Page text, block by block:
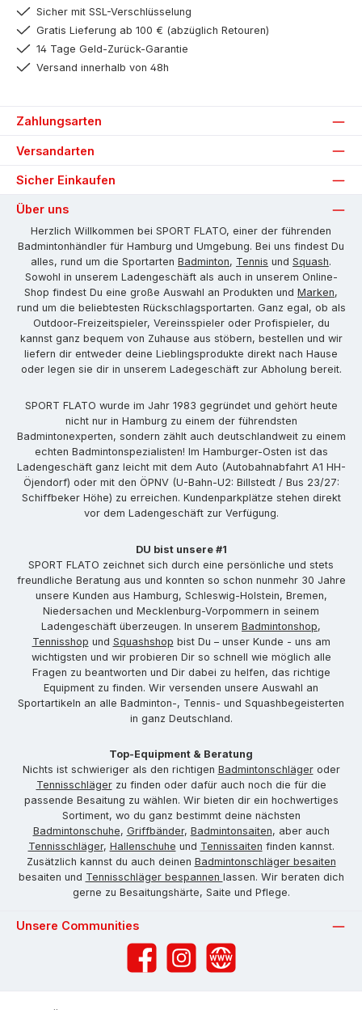
Sicher mit SSL-Verschlüsselung
Gratis Lieferung ab 100 € (abzüglich Retouren)
14 Tage Geld-Zurück-Garantie
Versand innerhalb von 48h
Zahlungsarten
Versandarten
Sicher Einkaufen
Über uns
Herzlich Willkommen bei SPORT FLATO, einer der führenden
Badmintonhändler für Hamburg und Umgebung. Bei uns findest Du
alles, rund um die Sportarten Badminton, Tennis und Squash.
Sowohl in unserem Ladengeschäft als auch in unserem Online-
Shop findest Du eine große Auswahl an Produkten und Marken,
rund um die beliebtesten Rückschlagsportarten. Ganz egal, ob als
Outdoor-Freizeitspieler, Vereinsspieler oder Profispieler, du
kannst ganz bequem von Zuhause aus stöbern, bestellen und wir
liefern dir entweder deine Lieblingsprodukte direkt nach Hause
oder legen sie dir in unserem Ladegeschäft zur Abholung bereit.
SPORT FLATO wurde im Jahr 1983 gegründet und gehört heute
nicht nur in Hamburg zu einem der führendsten
Badmintonexperten, sondern zählt auch deutschlandweit zu einem
echten Badmintonspezialisten! Im Hamburger-Osten ist das
Ladengeschäft ganz leicht mit dem Auto (Autobahnabfahrt A1 HH-
Öjendorf) oder mit den ÖPNV (U-Bahn-U2: Billstedt / Bus 23/27:
Schiffbeker Höhe) zu erreichen. Kundenparkplätze stehen direkt
vor dem Ladengeschäft zur Verfügung.
DU bist unsere #1
SPORT FLATO zeichnet sich durch eine persönliche und stets
freundliche Beratung aus und konnten so schon nunmehr 30 Jahre
unsere Kunden aus Hamburg, Schleswig-Holstein, Bremen,
Niedersachen und Mecklenburg-Vorpommern in seinem
Ladengeschäft überzeugen. In unserem Badmintonshop,
Tennisshop und Squashshop bist Du – unser Kunde - uns am
wichtigsten und wir probieren Dir so schnell wie möglich alle
Fragen zu beantworten und Dir dabei zu helfen, das richtige
Equipment zu finden. Wir versenden unsere Auswahl an
Sportartikeln an alle Badminton-, Tennis- und Squashbegeisterten
in ganz Deutschland.
Top-Equipment & Beratung
Nichts ist schwieriger als den richtigen Badmintonschlägeroder
Tennisschlägerzu finden oder dafür auch noch die für die
passende Besaitung zu wählen. Wir bieten dir ein hochwertiges
Sortiment, wo du ganz bestimmt deine nächsten
Badmintonschuhe, Griffbänder, Badmintonsaiten, aber auch
Tennisschläger, Hallenschuhe und Tennissaiten finden kannst.
Zusätzlich kannst du auch deinen Badmintonschläger besaiten
besaiten und Tennisschläger bespannen lassen. Wir beraten dich
gerne zu Besaitungshärte, Saite und Pflege.
Unsere Communities
FacebookInstagramWebsite